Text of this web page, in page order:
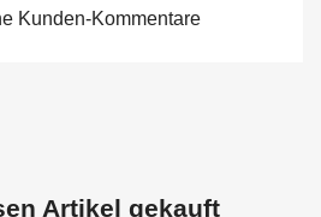
Kunden-Kommentare
Artikel gekauft